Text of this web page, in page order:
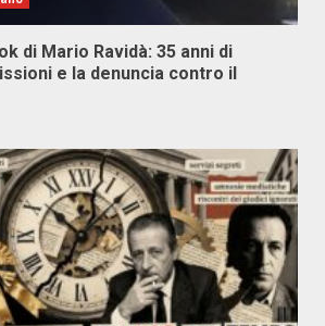
di Mario Ravidà: 35 anni di
e la denuncia contro il